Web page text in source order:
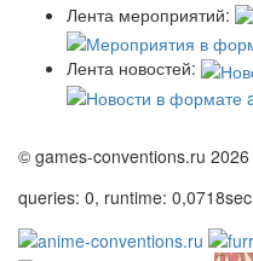
Лента мероприятий:
Лента новостей:
© games-conventions.ru 2026
queries: 0, runtime: 0,0718sec